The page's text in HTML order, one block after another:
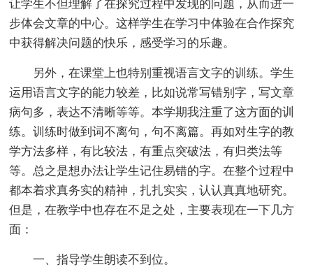
让学生不但理解了在探究过程中发现的问题，从而进一
步体会文章的中心。这样学生在学习中体验在合作探究
中获得解决问题的快乐，感受学习的乐趣。
另外，在课堂上也特别重视语言文字的训练。学生
运用语言文字的能力较差，比如说常写错别字，写文章
病句多，表达不清晰等等。本学期我注重了这方面的训
练。训练时做到词不离句，句不离篇。再如对生字的教
学方法多样，有比较法，有重点突破法，有归类法等
等。总之是想办法让学生记住易错的字。在整个过程中
都本着求真务实的精神，扎扎实实，认认真真地研究。
但是，在教学中也存在不足之处，主要表现在一下几方
面：
一、指导学生朗读不到位。